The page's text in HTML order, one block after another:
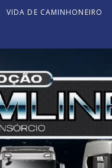
VIDA DE CAMINHONEIRO